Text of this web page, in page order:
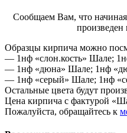
Сообщаем Вам, что
Образцы кирпича можно
— 1нф «слон.кость» Шале;
— 1нф «дюна» Шале; 1нф
— 1нф «серый» Шале; 1нф
Остальные цвета будут
Цена кирпича с фактурой
Пожалуйста, обращайтесь к